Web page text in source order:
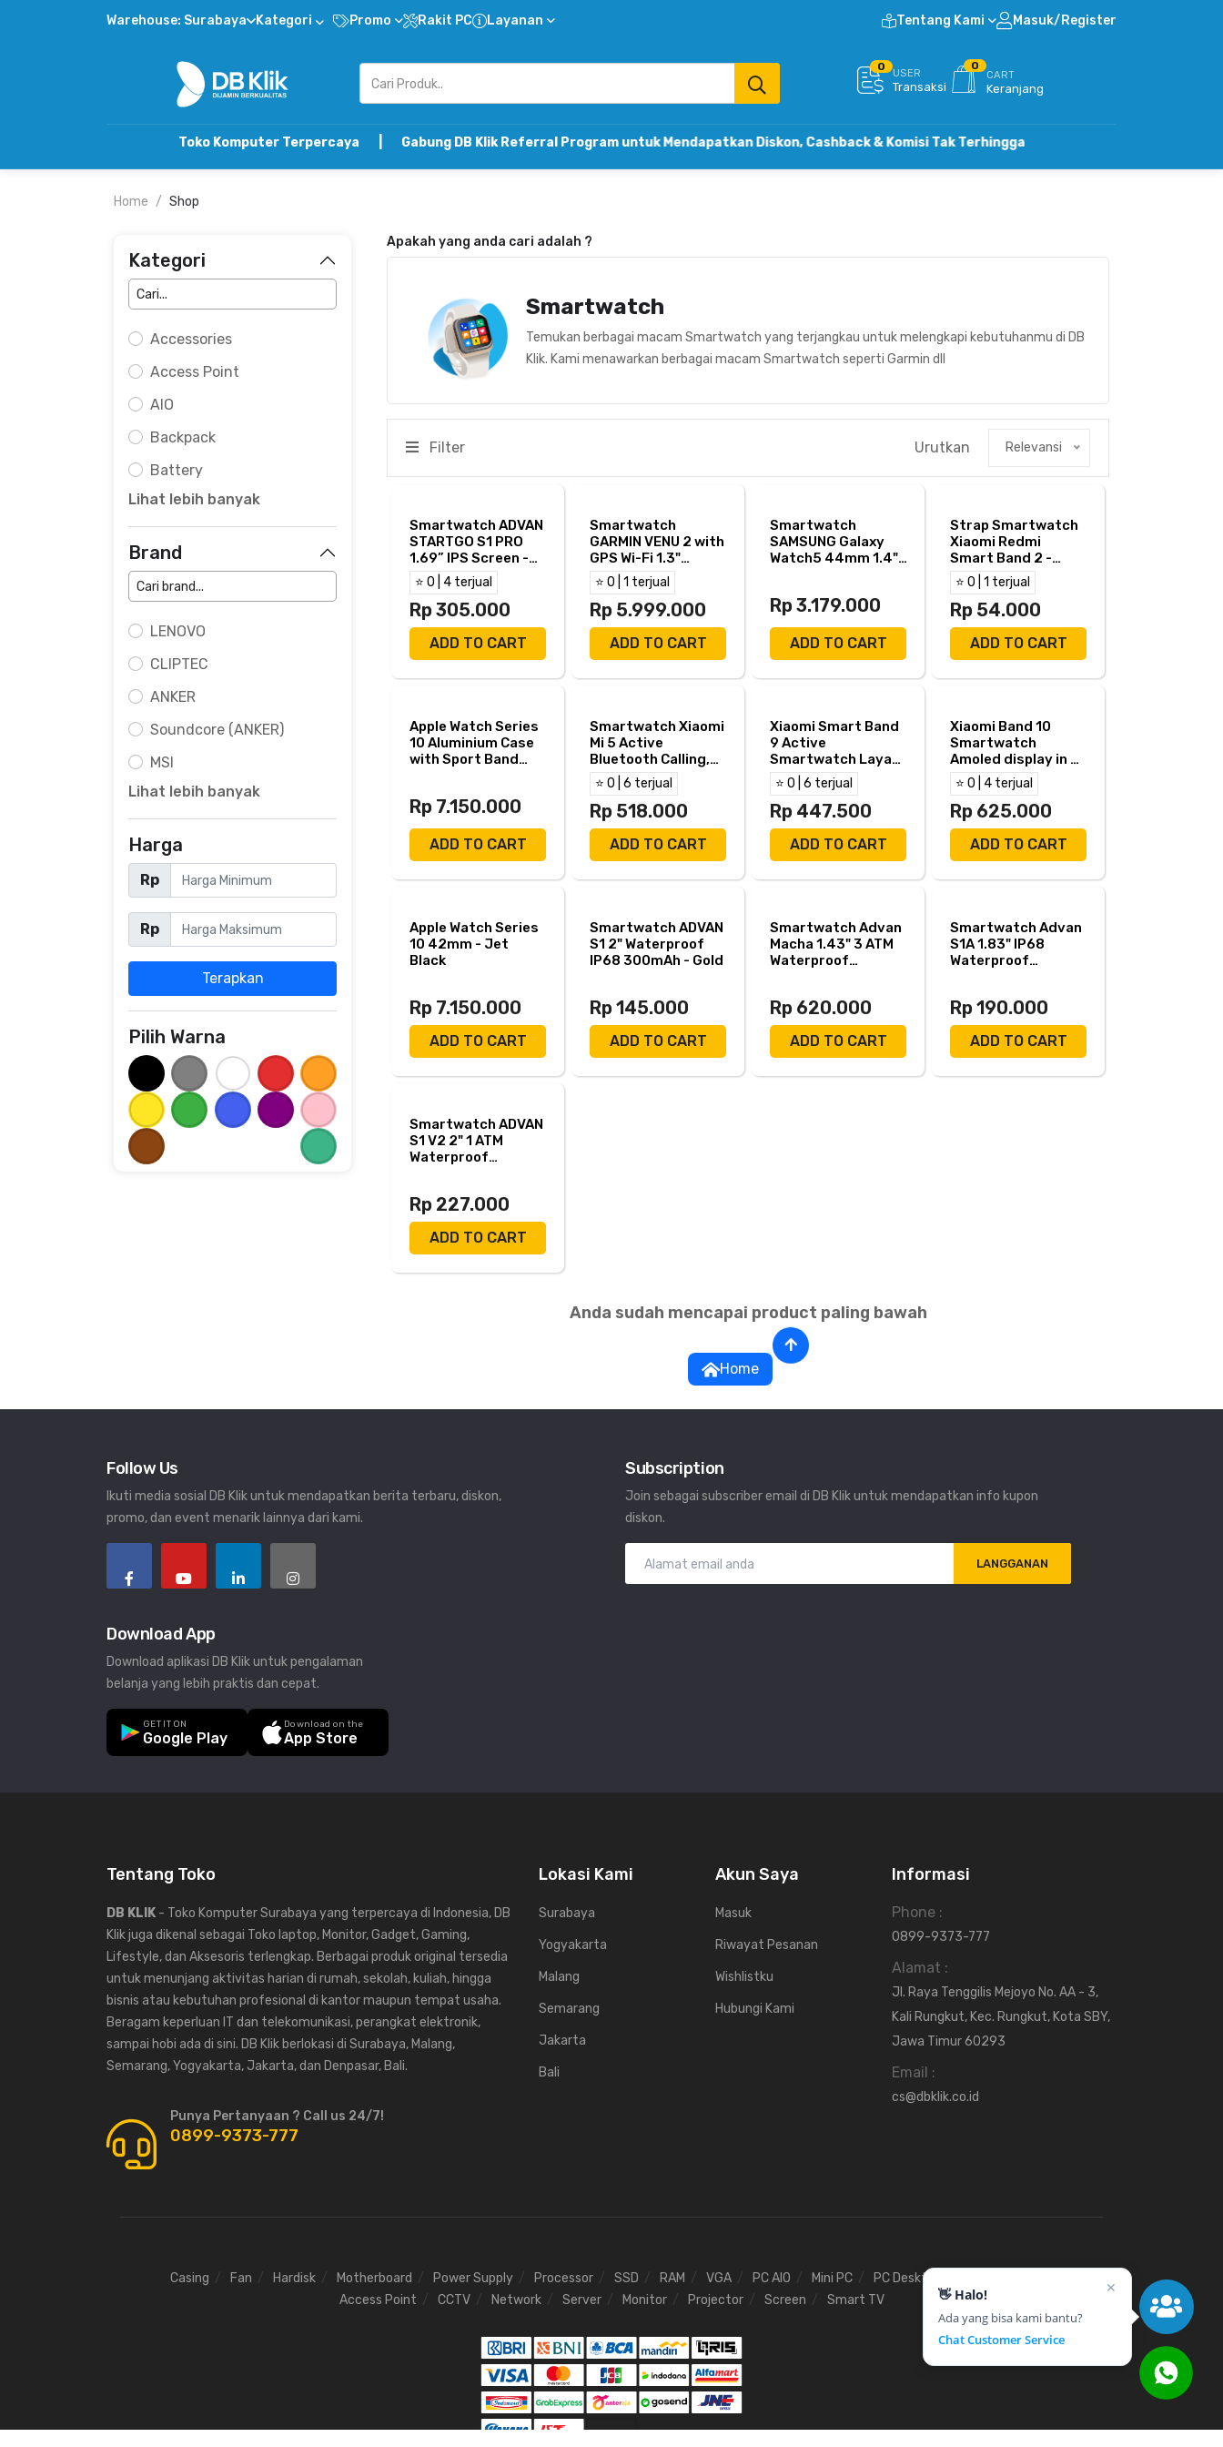
Warehouse: Surabaya Kategori Promo Rakit PC Layanan Tentang Kami Masuk/Register
0
USER
Transaksi
0
CART
Keranjang
Toko Komputer Terpercaya | Gabung DB Klik Referral Program untuk Mendapatkan Diskon, Cashback & Komisi Tak Terhingga
Home Shop
Kategori
Accessories
Access Point
AIO
Backpack
Battery
Lihat lebih banyak
Brand
LENOVO
CLIPTEC
ANKER
Soundcore (ANKER)
MSI
Lihat lebih banyak
Harga
Rp
Rp
Terapkan
Pilih Warna
Apakah yang anda cari adalah ?
Smartwatch
Temukan berbagai macam Smartwatch yang terjangkau untuk melengkapi kebutuhanmu di DB
Klik. Kami menawarkan berbagai macam Smartwatch seperti Garmin dll
Filter Urutkan Relevansi
Smartwatch ADVAN
STARTGO S1 PRO
1.69” IPS Screen -
ADVAN S1 Pro
⭐ 0 | 4 terjual
Rp 305.000
ADD TO CART
Smartwatch
GARMIN VENU 2 with
GPS Wi-Fi 1.3"
AMOLED - Garmin
VENU 2 - BLUE
GRANITE
⭐ 0 | 1 terjual
Rp 5.999.000
ADD TO CART
Smartwatch
SAMSUNG Galaxy
Watch5 44mm 1.4"-
Rp 3.179.000
ADD TO CART
Strap Smartwatch
Xiaomi Redmi
Smart Band 2 -
Redmi Smart Band
2 Strap
⭐ 0 | 1 terjual
Rp 54.000
ADD TO CART
Apple Watch Series
10 Aluminium Case
with Sport Band
Rp 7.150.000
ADD TO CART
Smartwatch Xiaomi
Mi 5 Active
Bluetooth Calling,
140+ Sports Modes,
18 Days Battery
Life
⭐ 0 | 6 terjual
Rp 518.000
ADD TO CART
Xiaomi Smart Band
9 Active
Smartwatch Layar
TFT 1.47"
Waterproof 5ATM
Baterai 300mAh
⭐ 0 | 6 terjual
Rp 447.500
ADD TO CART
Xiaomi Band 10
Smartwatch
Amoled display in a
sleek design
⭐ 0 | 4 terjual
Rp 625.000
ADD TO CART
Apple Watch Series
10 42mm - Jet
Black
Rp 7.150.000
ADD TO CART
Smartwatch ADVAN
S1 2" Waterproof
IP68 300mAh - Gold
Rp 145.000
ADD TO CART
Smartwatch Advan
Macha 1.43" 3 ATM
Waterproof
Rp 620.000
ADD TO CART
Smartwatch Advan
S1A 1.83" IP68
Waterproof
Rp 190.000
ADD TO CART
Smartwatch ADVAN
S1 V2 2" 1 ATM
Waterproof
Rp 227.000
ADD TO CART
Anda sudah mencapai product paling bawah
Home
👋 Halo!
Ada yang bisa kami bantu?
Chat Customer Service
✕
Follow Us
Ikuti media sosial DB Klik untuk mendapatkan berita terbaru, diskon,
promo, dan event menarik lainnya dari kami.
Subscription
Join sebagai subscriber email di DB Klik untuk mendapatkan info kupon
diskon.
LANGGANAN
Download App
Download aplikasi DB Klik untuk pengalaman
belanja yang lebih praktis dan cepat.
GET IT ON
Google Play
Download on the
App Store
Tentang Toko
DB KLIK - Toko Komputer Surabaya yang terpercaya di Indonesia, DB
Klik juga dikenal sebagai Toko laptop, Monitor, Gadget, Gaming,
Lifestyle, dan Aksesoris terlengkap. Berbagai produk original tersedia
untuk menunjang aktivitas harian di rumah, sekolah, kuliah, hingga
bisnis atau kebutuhan profesional di kantor maupun tempat usaha.
Beragam keperluan IT dan telekomunikasi, perangkat elektronik,
sampai hobi ada di sini. DB Klik berlokasi di Surabaya, Malang,
Semarang, Yogyakarta, Jakarta, dan Denpasar, Bali.
Punya Pertanyaan ? Call us 24/7!
0899-9373-777
Lokasi Kami
Surabaya
Yogyakarta
Malang
Semarang
Jakarta
Bali
Akun Saya
Masuk
Riwayat Pesanan
Wishlistku
Hubungi Kami
Informasi
Phone :
0899-9373-777
Alamat :
Jl. Raya Tenggilis Mejoyo No. AA - 3,
Kali Rungkut, Kec. Rungkut, Kota SBY,
Jawa Timur 60293
Email :
cs@dbklik.co.id
Casing Fan Hardisk Motherboard Power Supply Processor SSD RAM VGA PC AIO Mini PC PC Desktop
Access Point
CCTV Network Server Monitor Projector Screen Smart TV